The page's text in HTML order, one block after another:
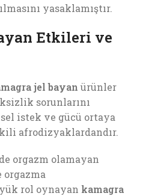
yasaklamıştır.
Etkileri ve
jel bayan ürünler
sorunlarını
istek ve gücü ortaya
afrodizyaklardandır.
orgazm olamayan
orgazma
rol oynayan kamagra